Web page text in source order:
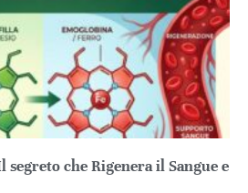
che Rigenera il Sangue e